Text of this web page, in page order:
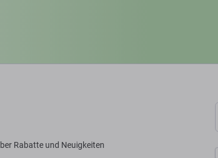
Rabatte und Neuigkeiten